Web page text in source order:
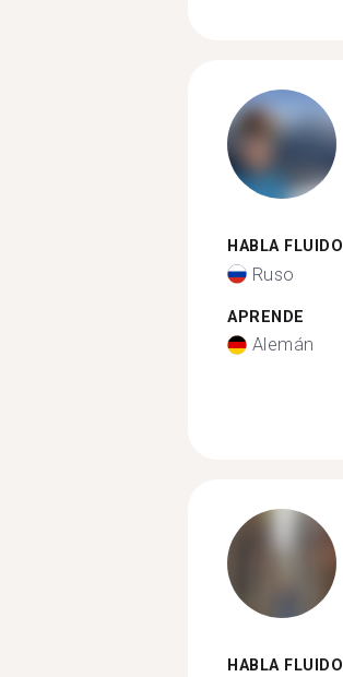
HABLA FLUIDO
Ruso
APRENDE
Alemán
HABLA FLUIDO